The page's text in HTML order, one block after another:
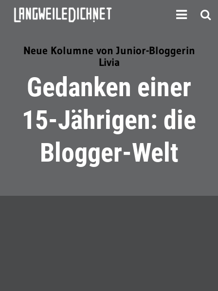
Neue Kolumne von Junior-Bloggerin
Livia
Gedanken einer
15-Jährigen: die
Blogger-Welt